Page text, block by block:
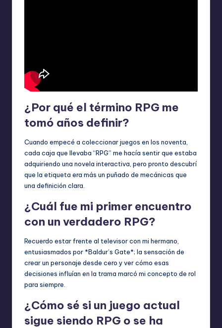
¿Por qué el término RPG me
tomó años definir?
Cuando empecé a coleccionar juegos en los noventa,
cada caja que llevaba “RPG” me hacía sentir que estaba
adquiriendo una novela interactiva, pero pronto descubrí
que la etiqueta era más un puñado de mecánicas que
una definición clara.
¿Cuál fue mi primer encuentro
con un verdadero RPG?
Recuerdo estar frente al televisor con mi hermano,
entusiasmados por *Baldur’s Gate*; la sensación de
crear un personaje desde cero y ver cómo esas
decisiones influían en la trama marcó mi concepto de rol
para siempre.
¿Cómo sé si un juego actual
sigue siendo RPG o se ha